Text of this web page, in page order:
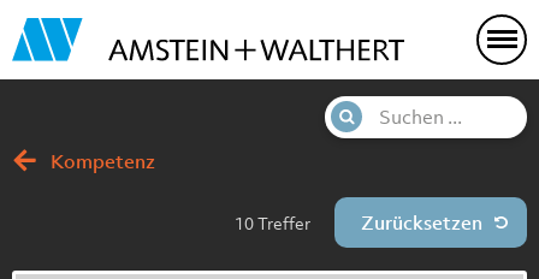
Kompetenz
Treffer